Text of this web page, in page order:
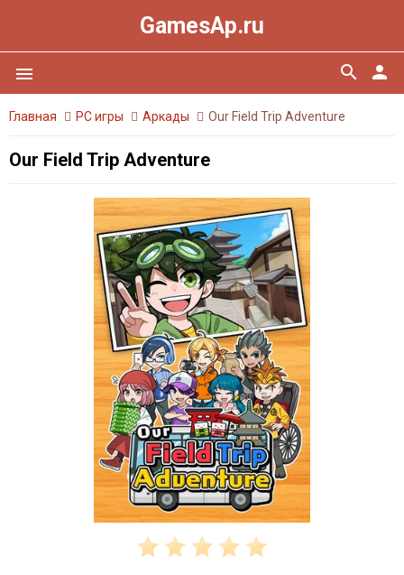
GamesAp.ru
menu person
search
Главная PC игры Аркады Our Field Trip Adventure
Our Field Trip Adventure